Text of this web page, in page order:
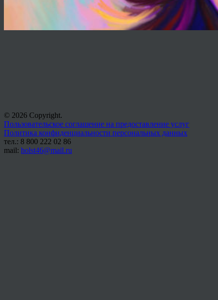
© 2026 Copyright.
Пользовательское соглашение на предоставление услуг
Политика конфиденциальности персональных данных
тел.: 8 800 222 02 86
mail: holst46@mail.ru